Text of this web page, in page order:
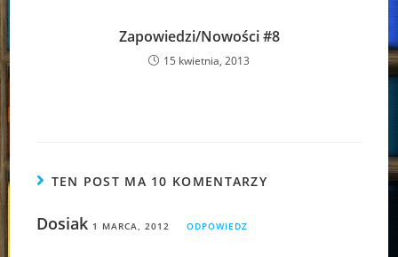
Zapowiedzi/Nowości #8
15 kwietnia, 2013
TEN POST MA 10 KOMENTARZY
Dosiak 1 MARCA, 2012 ODPOWIEDZ